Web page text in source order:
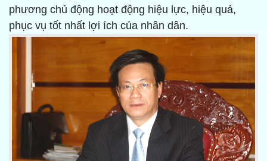
phương chủ động hoạt động hiệu lực, hiệu quả,
phục vụ tốt nhất lợi ích của nhân dân.